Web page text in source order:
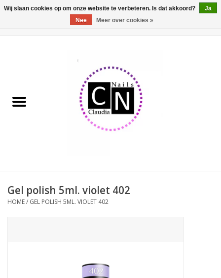
Pedicure producten
Acrylpoeder
Gel polish 5ml. violet 402
HOME/ GEL POLISH 5ML. VIOLET 402
Wij slaan cookies op om onze website te verbeteren. Is dat akkoord?
Ja
Nee
Meer over cookies »